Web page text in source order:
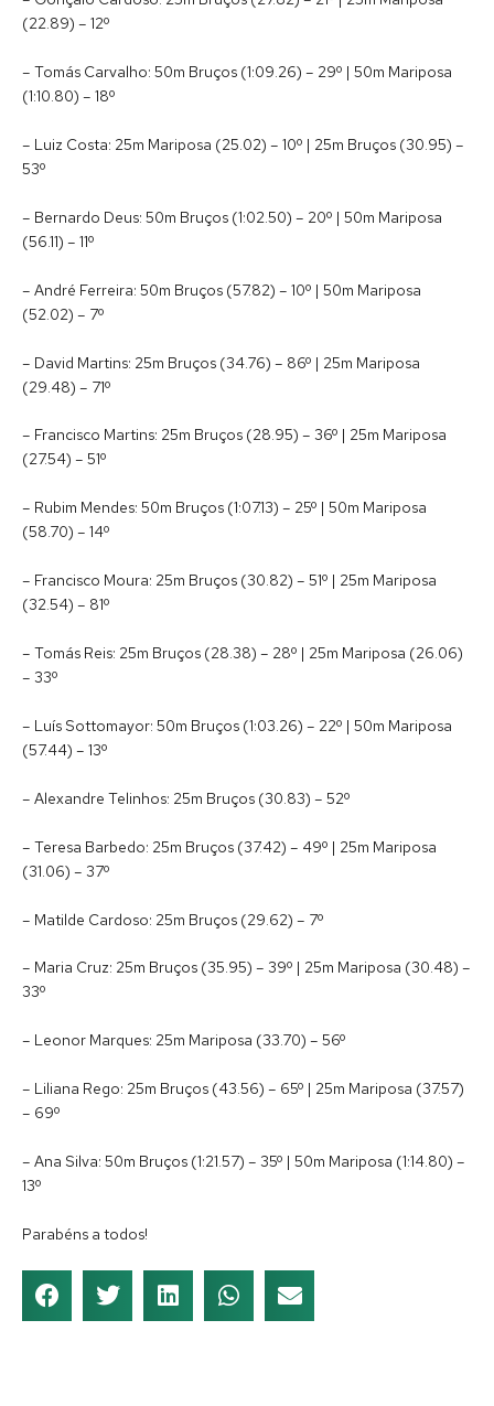
(22.89) – 12º
– Tomás Carvalho: 50m Bruços (1:09.26) – 29º | 50m Mariposa
(1:10.80) – 18º
– Luiz Costa: 25m Mariposa (25.02) – 10º | 25m Bruços (30.95) –
53º
– Bernardo Deus: 50m Bruços (1:02.50) – 20º | 50m Mariposa
(56.11) – 11º
– André Ferreira: 50m Bruços (57.82) – 10º | 50m Mariposa
(52.02) – 7º
– David Martins: 25m Bruços (34.76) – 86º | 25m Mariposa
(29.48) – 71º
– Francisco Martins: 25m Bruços (28.95) – 36º | 25m Mariposa
(27.54) – 51º
– Rubim Mendes: 50m Bruços (1:07.13) – 25º | 50m Mariposa
(58.70) – 14º
– Francisco Moura: 25m Bruços (30.82) – 51º | 25m Mariposa
(32.54) – 81º
– Tomás Reis: 25m Bruços (28.38) – 28º | 25m Mariposa (26.06)
– 33º
– Luís Sottomayor: 50m Bruços (1:03.26) – 22º | 50m Mariposa
(57.44) – 13º
– Alexandre Telinhos: 25m Bruços (30.83) – 52º
– Teresa Barbedo: 25m Bruços (37.42) – 49º | 25m Mariposa
(31.06) – 37º
– Matilde Cardoso: 25m Bruços (29.62) – 7º
– Maria Cruz: 25m Bruços (35.95) – 39º | 25m Mariposa (30.48) –
33º
– Leonor Marques: 25m Mariposa (33.70) – 56º
– Liliana Rego: 25m Bruços (43.56) – 65º | 25m Mariposa (37.57)
– 69º
– Ana Silva: 50m Bruços (1:21.57) – 35º | 50m Mariposa (1:14.80) –
13º
Parabéns a todos!